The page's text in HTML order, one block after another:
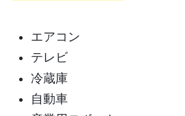
エアコン
テレビ
冷蔵庫
自動車